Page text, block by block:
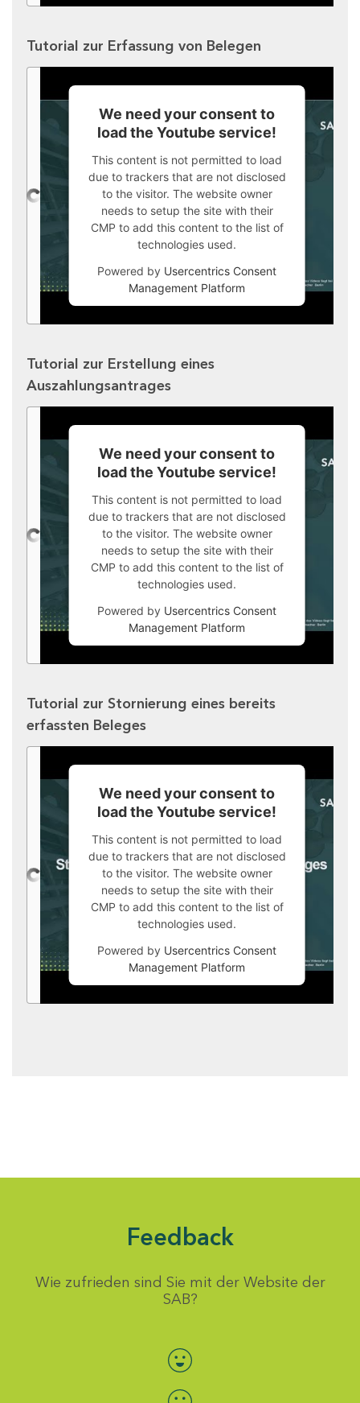
Tutorial zur Erfassung von Belegen
We need your consent to
load the Youtube service!
This content is not permitted to load
due to trackers that are not disclosed
to the visitor. The website owner
needs to setup the site with their
CMP to add this content to the list of
technologies used.
Powered by Usercentrics Consent
Management Platform
Tutorial zur Erstellung eines
Auszahlungsantrages
We need your consent to
load the Youtube service!
This content is not permitted to load
due to trackers that are not disclosed
to the visitor. The website owner
needs to setup the site with their
CMP to add this content to the list of
technologies used.
Powered by Usercentrics Consent
Management Platform
Tutorial zur Stornierung eines bereits
erfassten Beleges
We need your consent to
load the Youtube service!
This content is not permitted to load
due to trackers that are not disclosed
to the visitor. The website owner
needs to setup the site with their
CMP to add this content to the list of
technologies used.
Powered by Usercentrics Consent
Management Platform
Feedback
Wie zufrieden sind Sie mit der Website der
SAB?
Bewertung auswählen